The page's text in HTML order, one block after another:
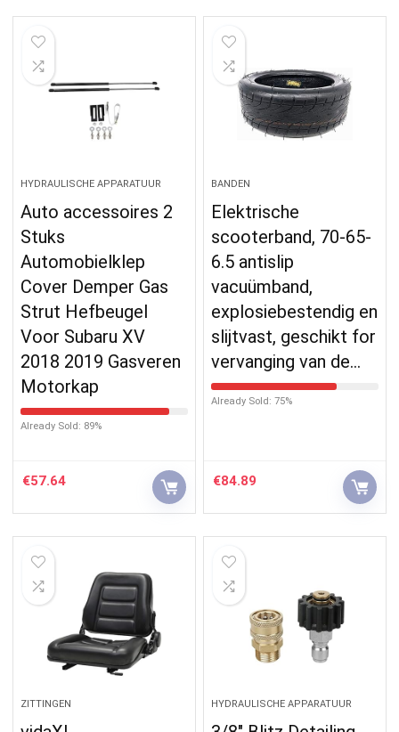
HYDRAULISCHE APPARATUUR
Auto accessoires 2
Stuks
Automobielklep
Cover Demper Gas
Strut Hefbeugel
Voor Subaru XV
2018 2019 Gasveren
Motorkap
Already Sold: 89%
€57.64
BANDEN
Elektrische
scooterband, 70-65-
6.5 antislip
vacuümband,
explosiebestendig en
slijtvast, geschikt for
vervanging van de…
Already Sold: 75%
€84.89
ZITTINGEN HYDRAULISCHE APPARATUUR